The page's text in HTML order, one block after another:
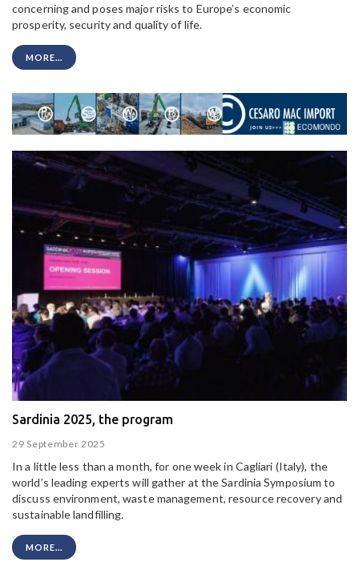
concerning and poses major risks to Europe’s economic
prosperity, security and quality of life.
MORE...
Sardinia 2025, the program
29 September 2025
In a little less than a month, for one week in Cagliari (Italy), the
world’s leading experts will gather at the Sardinia Symposium to
discuss environment, waste management, resource recovery and
sustainable landfilling.
MORE...